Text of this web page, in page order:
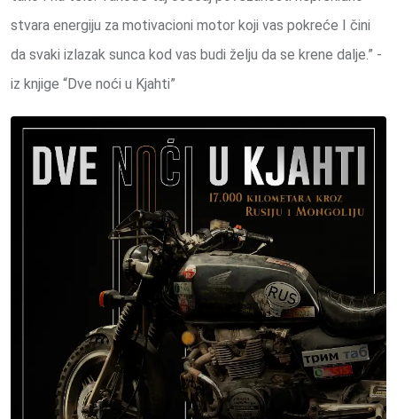
stvara energiju za motivacioni motor koji vas pokreće I čini
da svaki izlazak sunca kod vas budi želju da se krene dalje.” -
iz knjige “Dve noći u Kjahti”